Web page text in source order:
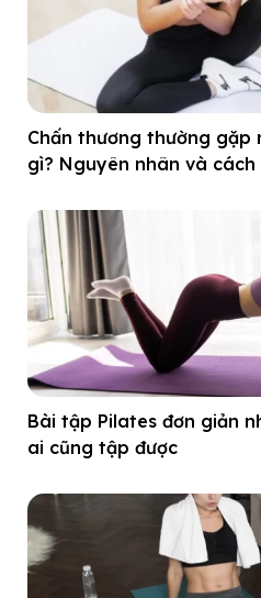
Chấn thương thường gặp
gì? Nguyên nhân và
Bài tập Pilates đơn giản
ai cũng tập được